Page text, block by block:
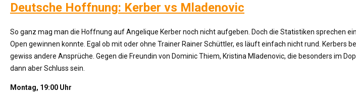
Deutsche Hoffnung: Kerber vs Mladenovic
So ganz mag man die Hoffnung auf Angelique Kerber noch nicht aufgeben. Doch die Statistiken sprechen
Open gewinnen konnte. Egal ob mit oder ohne Trainer Rainer Schüttler, es läuft einfach nicht rund. Kerbers
gewiss andere Ansprüche. Gegen die Freundin von Dominic Thiem, Kristina Mladenovic, die besonders im
dann aber Schluss sein.
Montag, 19:00 Uhr